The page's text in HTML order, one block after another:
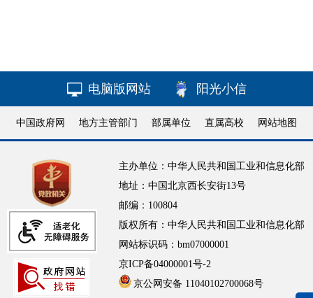
电脑版网站 阳光小信
中国政府网 地方主管部门 部属单位 直属高校 网站地图
主办单位：中华人民共和国工业和信息化部
地址：中国北京西长安街13号
邮编：100804
版权所有：中华人民共和国工业和信息化部
网站标识码：bm07000001
京ICP备04000001号-2
京公网安备 11040102700068号